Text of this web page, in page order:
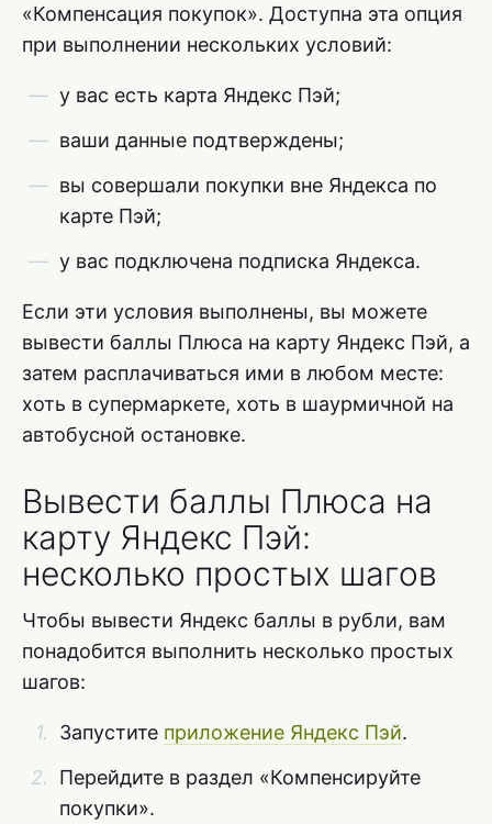
«Компенсация покупок». Доступна эта опция
при выполнении нескольких условий:
у вас есть карта Яндекс Пэй;
ваши данные подтверждены;
вы совершали покупки вне Яндекса по
карте Пэй;
у вас подключена подписка Яндекса.
Если эти условия выполнены, вы можете
вывести баллы Плюса на карту Яндекс Пэй, а
затем расплачиваться ими в любом месте:
хоть в супермаркете, хоть в шаурмичной на
автобусной остановке.
Вывести баллы Плюса на
карту Яндекс Пэй:
несколько простых шагов
Чтобы вывести Яндекс баллы в рубли, вам
понадобится выполнить несколько простых
шагов:
Запустите приложение Яндекс Пэй.
Перейдите в раздел «Компенсируйте
покупки».